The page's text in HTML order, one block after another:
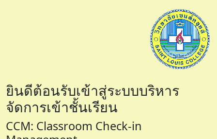
ยินดีต้อนรับเข้าสู่ระบบบริหาร
จัดการเข้าชั้นเรียน
CCM: Classroom Check-in